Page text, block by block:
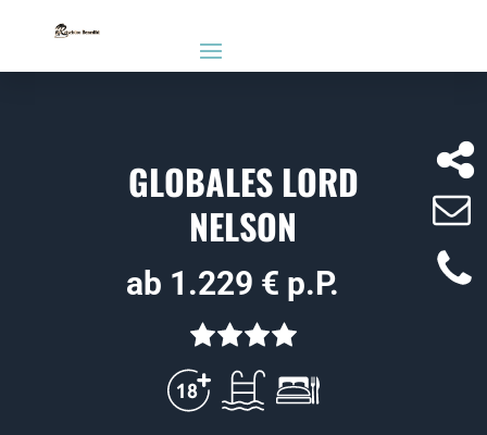
GLOBALES LORD
NELSON
ab 1.229 € p.P.